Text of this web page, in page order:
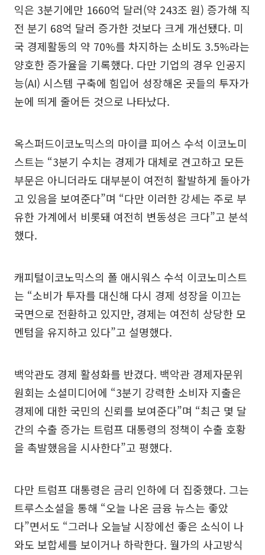
익은 3분기에만 1660억 달러(약 243조 원) 증가해 직
전 분기 68억 달러 증가한 것보다 크게 개선됐다. 미
국 경제활동의 약 70%를 차지하는 소비도 3.5%라는
양호한 증가율을 기록했다. 다만 기업의 경우 인공지
능(AI) 시스템 구축에 힘입어 성장해온 곳들의 투자가
눈에 띄게 줄어든 것으로 나타났다.
옥스퍼드이코노믹스의 마이클 피어스 수석 이코노미
스트는 “3분기 수치는 경제가 대체로 견고하고 모든
부문은 아니더라도 대부분이 여전히 활발하게 돌아가
고 있음을 보여준다”며 “다만 이러한 강세는 주로 부
유한 가계에서 비롯돼 여전히 변동성은 크다”고 분석
했다.
캐피털이코노믹스의 폴 애시워스 수석 이코노미스트
는 “소비가 투자를 대신해 다시 경제 성장을 이끄는
국면으로 전환하고 있지만, 경제는 여전히 상당한 모
멘텀을 유지하고 있다”고 설명했다.
백악관도 경제 활성화를 반겼다. 백악관 경제자문위
원회는 소셜미디어에 “3분기 강력한 소비자 지출은
경제에 대한 국민의 신뢰를 보여준다”며 “최근 몇 달
간의 수출 증가는 트럼프 대통령의 정책이 수출 호황
을 촉발했음을 시사한다”고 평했다.
다만 트럼프 대통령은 금리 인하에 더 집중했다. 그는
트루스소셜을 통해 “오늘 나온 금융 뉴스는 좋았
다”면서도 “그러나 오늘날 시장에선 좋은 소식이 나
와도 보합세를 보이거나 하락한다. 월가의 사고방식